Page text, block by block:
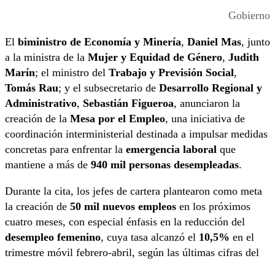
Gobierno
El biministro de Economía y Minería, Daniel Mas, junto
a la ministra de la Mujer y Equidad de Género, Judith
Marín; el ministro del Trabajo y Previsión Social,
Tomás Rau; y el subsecretario de Desarrollo Regional y
Administrativo, Sebastián Figueroa, anunciaron la
creación de la Mesa por el Empleo, una iniciativa de
coordinación interministerial destinada a impulsar medidas
concretas para enfrentar la emergencia laboral que
mantiene a más de 940 mil personas desempleadas.
Durante la cita, los jefes de cartera plantearon como meta
la creación de 50 mil nuevos empleos en los próximos
cuatro meses, con especial énfasis en la reducción del
desempleo femenino, cuya tasa alcanzó el 10,5% en el
trimestre móvil febrero-abril, según las últimas cifras del